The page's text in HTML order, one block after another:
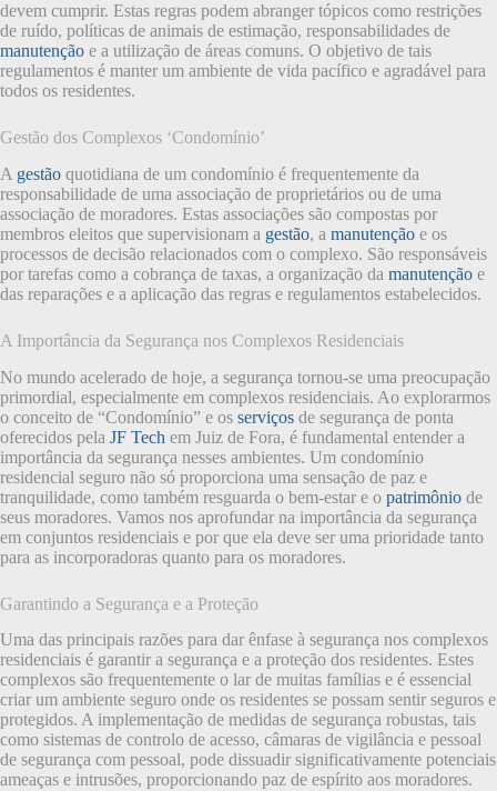
devem cumprir. Estas regras podem abranger tópicos como restrições
de ruído, políticas de animais de estimação, responsabilidades de
manutenção e a utilização de áreas comuns. O objetivo de tais
regulamentos é manter um ambiente de vida pacífico e agradável para
todos os residentes.
Gestão dos Complexos ‘Condomínio’
A gestão quotidiana de um condomínio é frequentemente da
responsabilidade de uma associação de proprietários ou de uma
associação de moradores. Estas associações são compostas por
membros eleitos que supervisionam a gestão, a manutenção e os
processos de decisão relacionados com o complexo. São responsáveis
por tarefas como a cobrança de taxas, a organização da manutenção e
das reparações e a aplicação das regras e regulamentos estabelecidos.
A Importância da Segurança nos Complexos Residenciais
No mundo acelerado de hoje, a segurança tornou-se uma preocupação
primordial, especialmente em complexos residenciais. Ao explorarmos
o conceito de “Condomínio” e os serviços de segurança de ponta
oferecidos pela JF Tech em Juiz de Fora, é fundamental entender a
importância da segurança nesses ambientes. Um condomínio
residencial seguro não só proporciona uma sensação de paz e
tranquilidade, como também resguarda o bem-estar e o patrimônio de
seus moradores. Vamos nos aprofundar na importância da segurança
em conjuntos residenciais e por que ela deve ser uma prioridade tanto
para as incorporadoras quanto para os moradores.
Garantindo a Segurança e a Proteção
Uma das principais razões para dar ênfase à segurança nos complexos
residenciais é garantir a segurança e a proteção dos residentes. Estes
complexos são frequentemente o lar de muitas famílias e é essencial
criar um ambiente seguro onde os residentes se possam sentir seguros e
protegidos. A implementação de medidas de segurança robustas, tais
como sistemas de controlo de acesso, câmaras de vigilância e pessoal
de segurança com pessoal, pode dissuadir significativamente potenciais
ameaças e intrusões, proporcionando paz de espírito aos moradores.